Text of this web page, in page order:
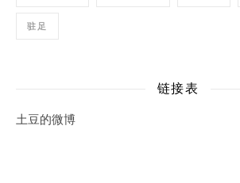
驻足
链接表
土豆的微博